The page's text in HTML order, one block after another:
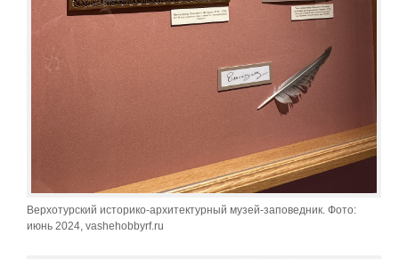
Верхотурский историко-архитектурный музей-заповедник. Фото:
июнь 2024, vashehobbyrf.ru